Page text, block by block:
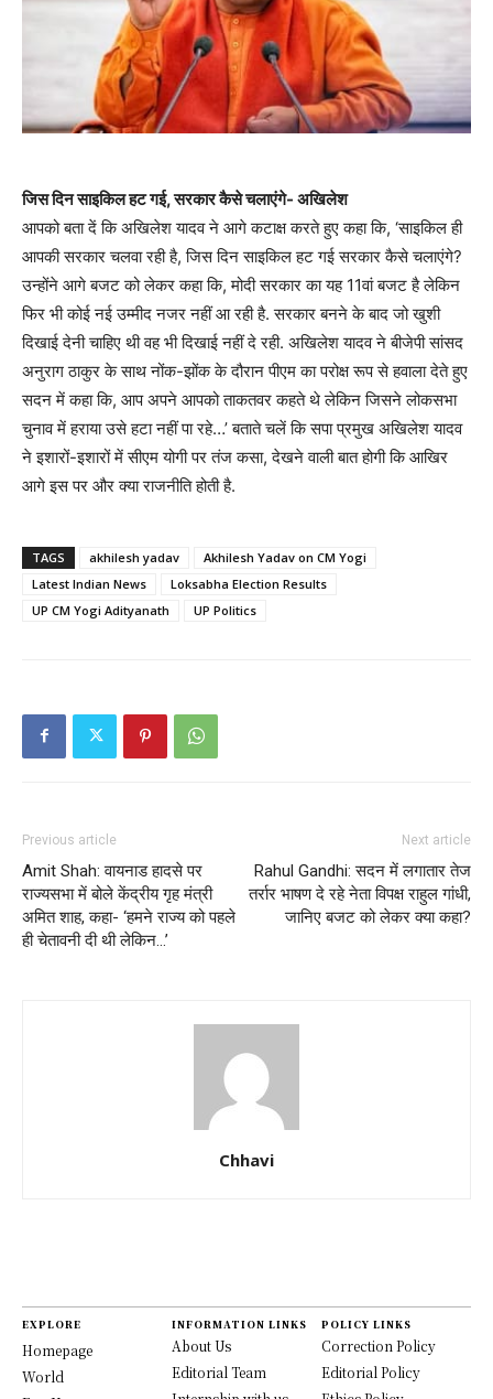
जिस दिन‌ साइकिल हट गई, सरकार कैसे चलाएंगे- अखिलेश
आपको बता दें कि अखिलेश यादव ने आगे कटाक्ष करते हुए कहा कि, ‘साइकिल ही
आपकी सरकार चलवा रही है, जिस दिन साइकिल हट गई सरकार कैसे चलाएंगे?
उन्होंने आगे बजट को लेकर कहा कि, मोदी सरकार का यह 11वां बजट है लेकिन
फिर भी कोई नई उम्मीद नजर नहीं आ रही है. सरकार बनने के बाद जो खुशी
दिखाई देनी चाहिए थी वह भी दिखाई नहीं दे रही. अखिलेश यादव ने बीजेपी सांसद
अनुराग ठाकुर के साथ नोंक-झोंक के दौरान पीएम का परोक्ष रूप से हवाला देते हुए
सदन में कहा कि, आप अपने आपको ताकतवर कहते थे लेकिन जिसने लोकसभा
चुनाव में हराया उसे हटा नहीं पा रहे…’ बताते चलें कि सपा प्रमुख अखिलेश यादव
ने इशारों-इशारों में सीएम योगी पर तंज कसा, देखने वाली बात होगी कि आखिर
आगे इस पर और क्या राजनीति होती है.
TAGS akhilesh yadav
Akhilesh Yadav on CM Yogi
Latest Indian News
Loksabha Election Results
UP CM Yogi Adityanath
UP Politics
Previous article
Amit Shah: वायनाड हादसे पर
राज्यसभा में बोले केंद्रीय गृह मंत्री
अमित शाह, कहा- ‘हमने राज्य को पहले
ही चेतावनी दी थी लेकिन…’
Next article
Rahul Gandhi: सदन में लगातार तेज
तर्रार भाषण दे रहे नेता विपक्ष राहुल गांधी,
जानिए बजट को लेकर क्या कहा?
Chhavi
EXPLORE
Homepage
World
INFORMATION LINKS
About Us
Editorial Team
POLICY LINKS
Correction Policy
Editorial Policy